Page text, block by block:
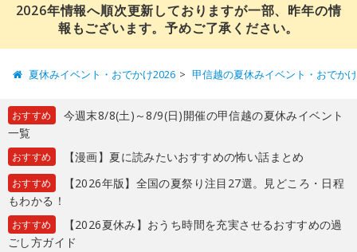
2026年情報へ順次更新しておりますが一部、昨年の情
報もございます。予めご了承ください。
夏休みイベント・おでかけ2026 甲信越の夏休みイベント・おでか
おすすめ
今週末8/8(土)～8/9(日)開催の甲信越の夏休みイベント
一覧
おすすめ 【漫画】夏に読みたいおすすめの怖い話まとめ
おすすめ
【2026年版】全国の夏祭り注目27選。見どころ・日程
もわかる！
おすすめ
【2026夏休み】おうち時間を充実させるおすすめの過
ごし方ガイド